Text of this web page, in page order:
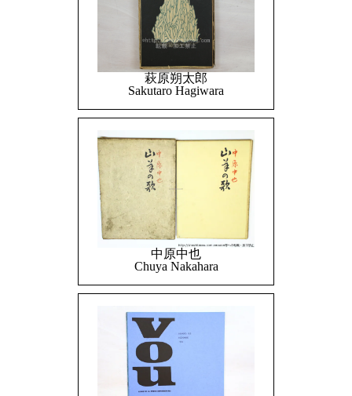
萩原朔太郎
Sakutaro Hagiwara
中原中也
Chuya Nakahara